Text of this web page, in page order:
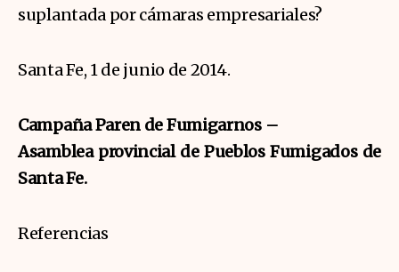
suplantada por cámaras empresariales?
Santa Fe, 1 de junio de 2014.
Campaña Paren de Fumigarnos –
Asamblea provincial de Pueblos Fumigados de
Santa Fe.
Referencias